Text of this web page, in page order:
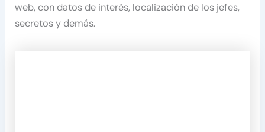
web, con datos de interés, localización de los jefes,
secretos y demás.